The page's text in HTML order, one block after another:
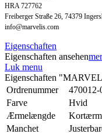
HRA 727762
Freiberger Straße 26, 74379
info@marvelis.com
Eigenschaften
Eigenschaften ansehen
Luk menu
Eigenschaften
Ordrenummer
470012-
Farve
Hvid
Ærmelængde
Manchet